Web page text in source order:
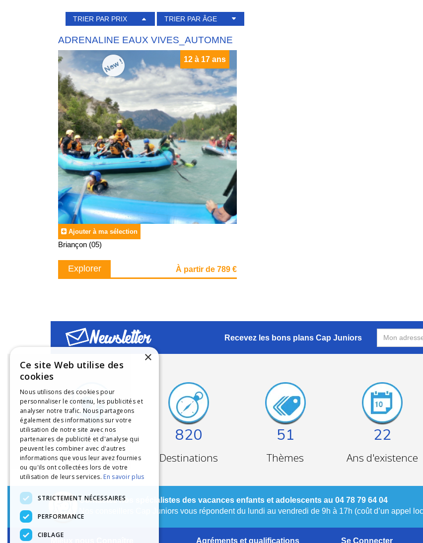
TRIER PAR PRIX TRIER PAR ÂGE
ADRENALINE EAUX VIVES_AUTOMNE
12 à 17 ans
Ajouter à ma sélection
Briançon (05)
Explorer À partir de 789 €
Newsletter Recevez les bons plans Cap Juniors
90893
Participants
820
Destinations
51
Thèmes
22
Ans d'existence
Contactez nos spécialistes des vacances enfants et adolescents au 04 78 79 64 04
Nos conseillers Cap Juniors vous répondent du lundi au vendredi de 9h à 17h (coût d’un appel
Agréments et qualifications Se Connecter
×
Ce site Web utilise des
cookies
Nous utilisons des cookies pour
personnaliser le contenu, les publicités et
analyser notre trafic. Nous partageons
également des informations sur votre
utilisation de notre site avec nos
partenaires de publicité et d'analyse qui
peuvent les combiner avec d'autres
informations que vous leur avez fournies
ou qu'ils ont collectées lors de votre
utilisation de leurs services. En savoir plus
STRICTEMENT NÉCESSAIRES
PERFORMANCE
CIBLAGE